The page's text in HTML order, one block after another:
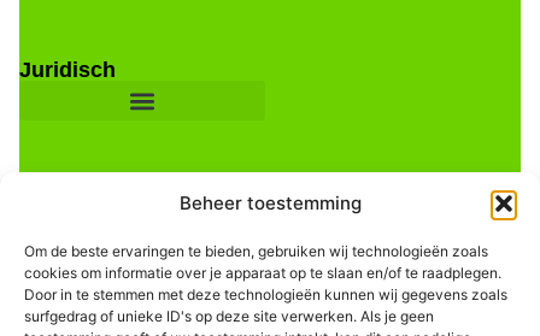
Beheer toestemming
Om de beste ervaringen te bieden, gebruiken wij technologieën zoals
cookies om informatie over je apparaat op te slaan en/of te raadplegen.
Door in te stemmen met deze technologieën kunnen wij gegevens zoals
surfgedrag of unieke ID's op deze site verwerken. Als je geen
Juridisch
Informatie